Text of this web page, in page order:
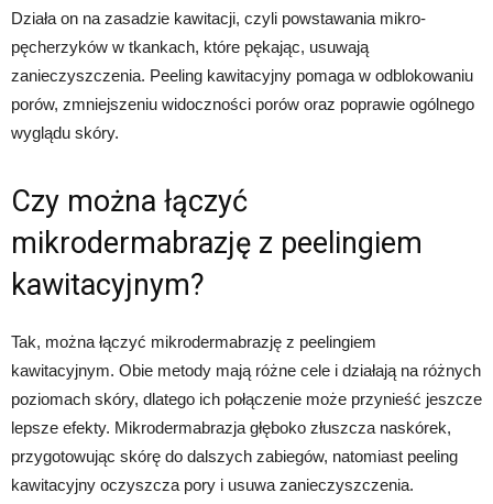
Działa on na zasadzie kawitacji, czyli powstawania mikro-
pęcherzyków w tkankach, które pękając, usuwają
zanieczyszczenia. Peeling kawitacyjny pomaga w odblokowaniu
porów, zmniejszeniu widoczności porów oraz poprawie ogólnego
wyglądu skóry.
Czy można łączyć
mikrodermabrazję z peelingiem
kawitacyjnym?
Tak, można łączyć mikrodermabrazję z peelingiem
kawitacyjnym. Obie metody mają różne cele i działają na różnych
poziomach skóry, dlatego ich połączenie może przynieść jeszcze
lepsze efekty. Mikrodermabrazja głęboko złuszcza naskórek,
przygotowując skórę do dalszych zabiegów, natomiast peeling
kawitacyjny oczyszcza pory i usuwa zanieczyszczenia.